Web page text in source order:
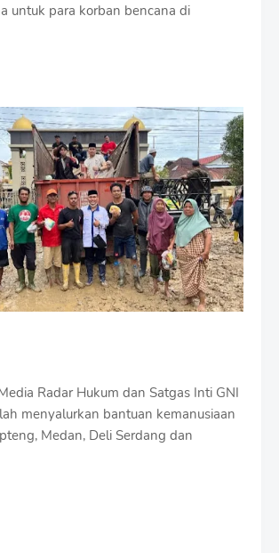
untuk para korban bencana di
Radar Hukum dan Satgas Inti GNI
menyalurkan bantuan kemanusiaan
Medan, Deli Serdang dan